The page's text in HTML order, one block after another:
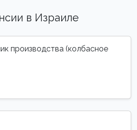
в Израиле
производства (колбасное